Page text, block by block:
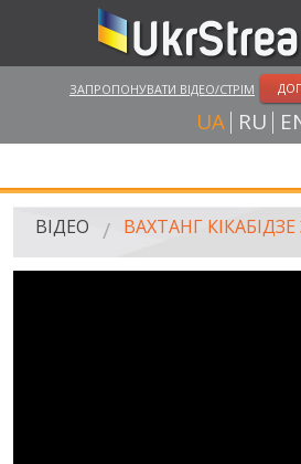
ЗАПРОПОНУВАТИ ВІДЕО/СТРІМ
UA RU
ГОЛОВНА
ВІДЕО